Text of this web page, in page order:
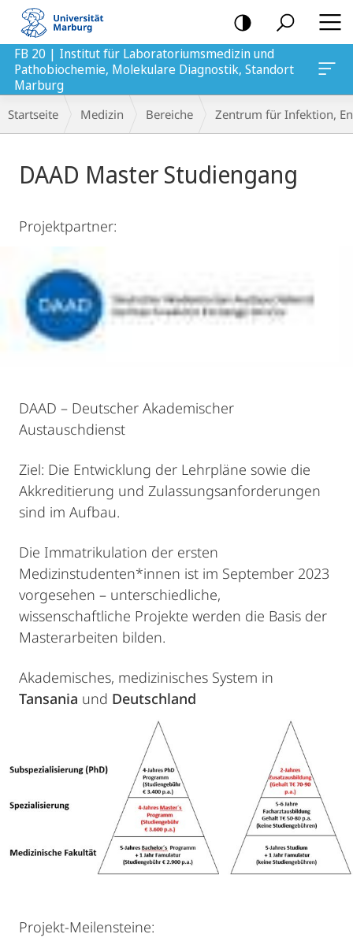
Mobile-
Navigation
Diagnostik, Standort Marburg
FB 20 | Institut für Laboratoriumsmedizin und
Pathobiochemie, Molekulare Diagnostik, Standort
Marburg
Breadcrumb-
Navigation
Startseite Medizin Bereiche Zentrum für Infektion,
DAAD Master Studiengang
Projektpartner:
DAAD – Deutscher Akademischer
Austauschdienst
Ziel: Die Entwicklung der Lehrpläne sowie die
Akkreditierung und Zulassungsanforderungen
sind im Aufbau.
Die Immatrikulation der ersten
Medizinstudenten*innen ist im September 2023
vorgesehen – unterschiedliche,
wissenschaftliche Projekte werden die Basis der
Masterarbeiten bilden.
Akademisches, medizinisches System in
Tansania und Deutschland
Projekt-Meilensteine: